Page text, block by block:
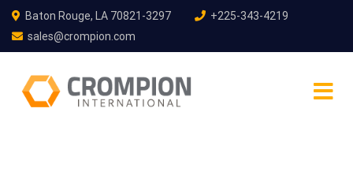
Baton Rouge, LA 70821-3297
+225-343-4219
sales@crompion.com